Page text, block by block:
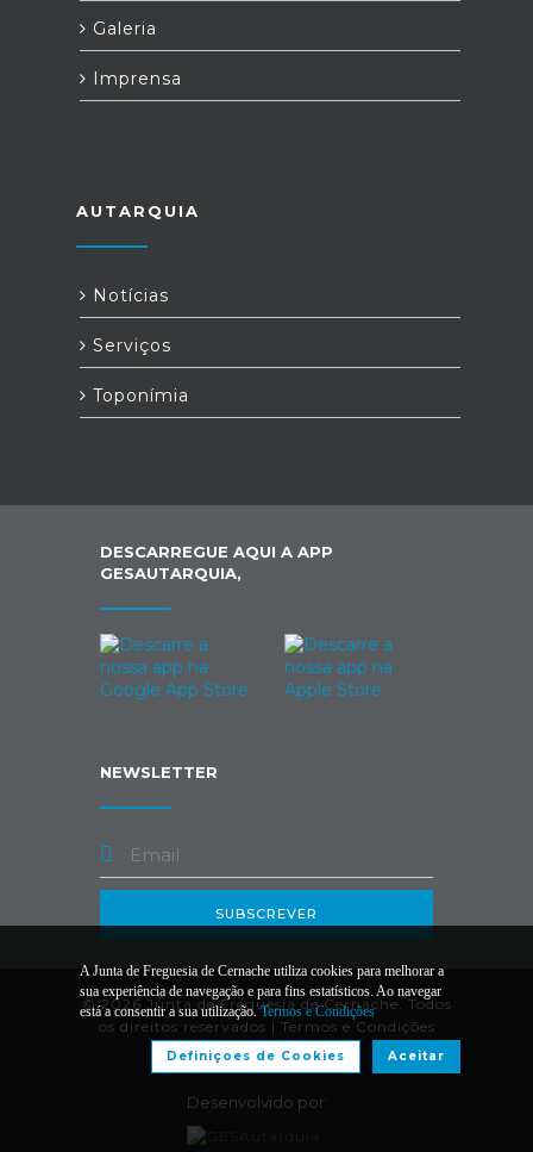
Galeria
Imprensa
AUTARQUIA
Notícias
Serviços
Toponímia
DESCARREGUE AQUI A APP
GESAUTARQUIA,
NEWSLETTER
SUBSCREVER
© 2026 Junta de Freguesia de Cernache. Todos
os direitos reservados | Termos e Condições
Desenvolvido por:
A Junta de Freguesia de Cernache utiliza cookies para melhorar a
sua experiência de navegação e para fins estatísticos. Ao navegar
está a consentir a sua utilização.Termos e Condições
Aceitar
Definiçoes de Cookies